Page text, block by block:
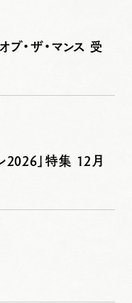
・ザ・マンス 受
2026」特集 12月